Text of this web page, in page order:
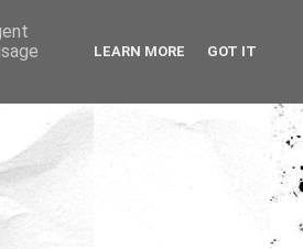
LEARN MORE GOT IT